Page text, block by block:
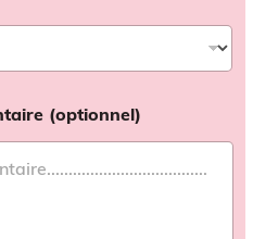
(optionnel)